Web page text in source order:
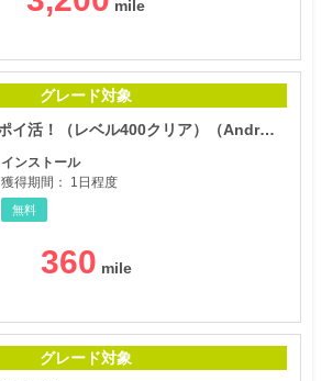
グレード対象
タイルパズルでポイ活！（レベル400クリア）（Android）
インストール
獲得期間：
1日程度
無料
360
グレード対象